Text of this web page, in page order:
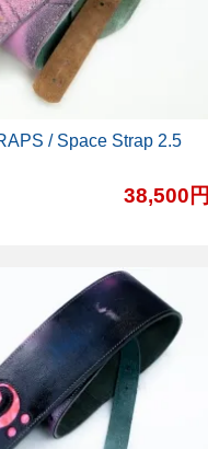
/ Space Strap 2.5
38,500円